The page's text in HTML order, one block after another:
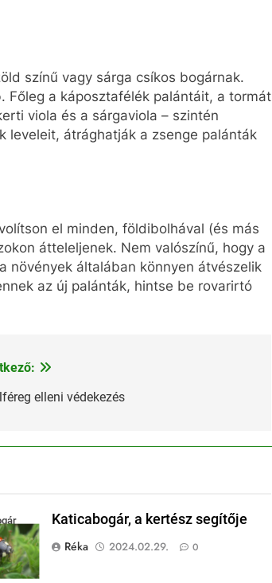
színű vagy sárga csíkos bogárnak.
Főleg a káposztafélék palántáit, a tormát
viola és a sárgaviola – szintén
leveleit, átrághatják a zsenge palánták
el minden, földibolhával (és más
átteleljenek. Nem valószínű, hogy a
növények általában könnyen átvészelik
az új palánták, hintse be rovarirtó
elleni védekezés
Katicabogár, a kertész segítője
Réka
2024.02.29. 0